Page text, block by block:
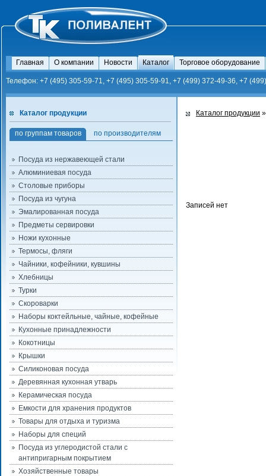
Главная О компании Новости Каталог Торговое оборудование
Телефон: +7 (495) 305-59-71, +7 (495) 305-59-91, +7 (499) 372-49-36, +7
Каталог продукции
по группам товаров по производителям
Посуда из нержавеющей стали
Алюминиевая посуда
Столовые приборы
Посуда из чугуна
Эмалированная посуда
Предметы сервировки
Ножи кухонные
Термосы, фляги
Чайники, кофейники, кувшины
Хлебницы
Турки
Скороварки
Наборы коктейльные, чайные, кофейные
Кухонные принадлежности
Кокотницы
Крышки
Силиконовая посуда
Деревянная кухонная утварь
Керамическая посуда
Емкости для хранения продуктов
Товары для отдыха и туризма
Наборы для специй
Посуда из углеродистой стали с
антипригарным покрытием
Хозяйственные товары
Каталог продукции
Записей нет